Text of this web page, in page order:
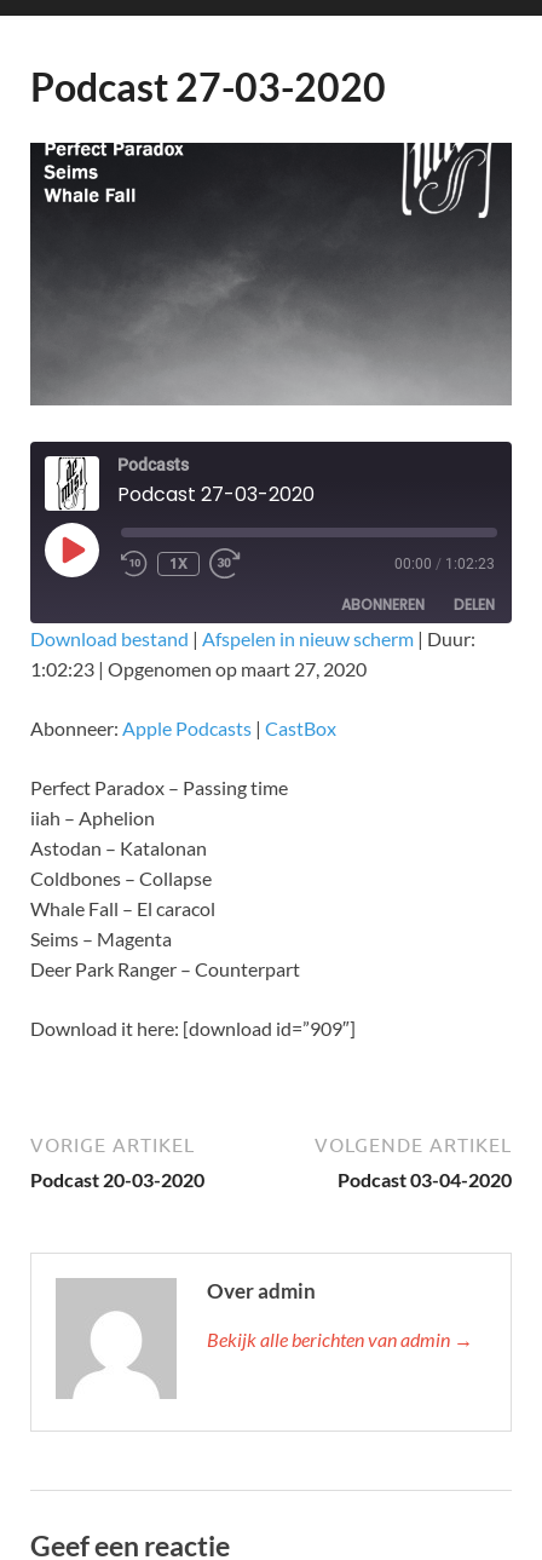
Podcast 27-03-2020
Podcasts
Podcast 27-03-2020
1X 00:00 / 1:02:23
ABONNEREN DELEN
Apple Podcasts CastBox
DELEN
LINK
Download bestand | Afspelen in nieuw scherm | Duur:
1:02:23 | Opgenomen op maart 27, 2020
Abonneer: Apple Podcasts | CastBox
Perfect Paradox – Passing time
iiah – Aphelion
Astodan – Katalonan
Coldbones – Collapse
Whale Fall – El caracol
Seims – Magenta
Deer Park Ranger – Counterpart
Download it here: [download id=”909″]
VORIGE ARTIKEL
Podcast 20-03-2020
VOLGENDE ARTIKEL
Podcast 03-04-2020
Over admin
Bekijk alle berichten van admin →
Geef een reactie